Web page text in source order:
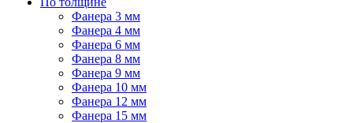
Фанера 3 мм
Фанера 4 мм
Фанера 6 мм
Фанера 8 мм
Фанера 9 мм
Фанера 10 мм
Фанера 12 мм
Фанера 15 мм